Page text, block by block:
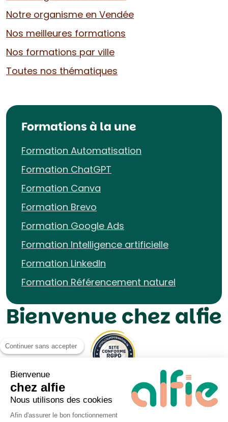
Notre organisme en Vendée
Nos meilleures formations
Nos formations par ville
Toutes nos thématiques
Formations à la une
Formation Automatisation
Formation ChatGPT
Formation Canva
Formation Brevo
Formation Google Ads
Formation Intelligence artificielle
Formation LinkedIn
Formation Référencement naturel
Bienvenue chez alfie
Continuer sans accepter
Bienvenue
chez alfie
Nous utilisons des cookies
Afin d'assurer le bon fonctionnement